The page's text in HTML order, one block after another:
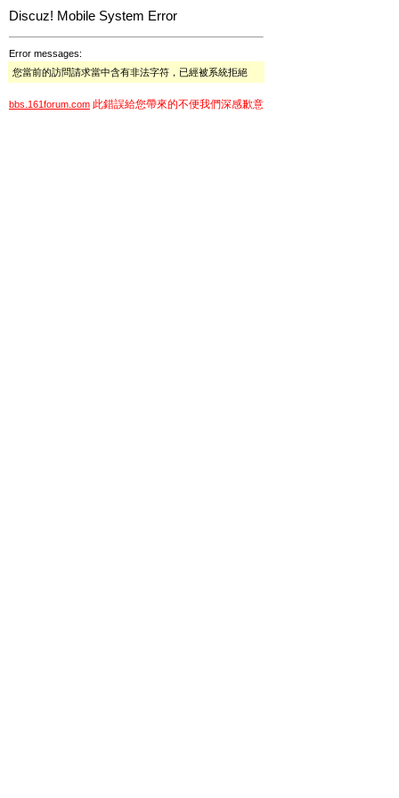
Discuz! Mobile System Error
Error messages:
您當前的訪問請求當中含有非法字符，已經被系統拒絕
bbs.161forum.com 此錯誤給您帶來的不便我們深感歉意